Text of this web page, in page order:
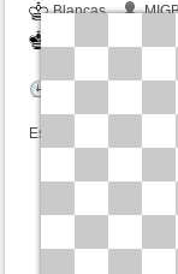
Blancas
Tiempo: 10
Esta partida es por